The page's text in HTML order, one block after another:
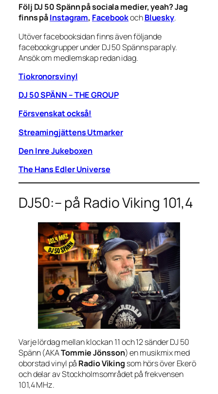
Följ DJ 50 Spänn på sociala medier, yeah? Jag
finns påInstagram, FacebookochBluesky.
Utöver facebooksidan finns även följande
facebookgrupper under DJ 50 Spänns paraply.
Ansök om medlemskap redan idag.
Tiokronorsvinyl
DJ 50 SPÄNN – THE GROUP
Försvenskat också!
Streamingjättens Utmarker
Den Inre Jukeboxen
The Hans Edler Universe
DJ50:– på Radio Viking 101,4
Varje lördag mellan klockan 11 och 12 sänder DJ 50
Spänn (AKATommie Jönsson) en musikmix med
oborstad vinyl på Radio Viking som hörs över Ekerö
och delar av Stockholmsområdet på frekvensen
101,4 MHz.